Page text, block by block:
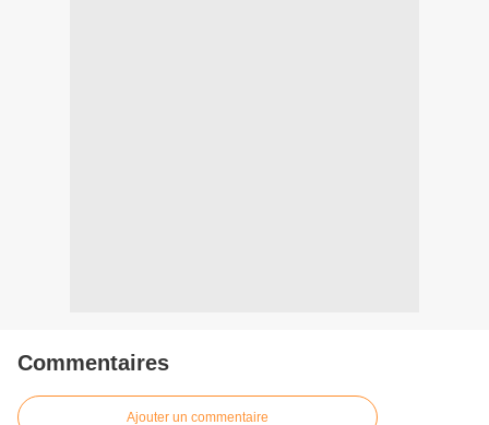
Commentaires
Ajouter un commentaire